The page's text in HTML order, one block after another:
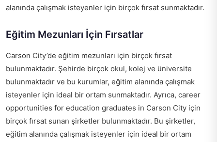
alanında çalışmak isteyenler için birçok fırsat sunmaktadır.
Eğitim Mezunları İçin Fırsatlar
Carson City’de eğitim mezunları için birçok fırsat
bulunmaktadır. Şehirde birçok okul, kolej ve üniversite
bulunmaktadır ve bu kurumlar, eğitim alanında çalışmak
isteyenler için ideal bir ortam sunmaktadır. Ayrıca, career
opportunities for education graduates in Carson City için
birçok fırsat sunan şirketler bulunmaktadır. Bu şirketler,
eğitim alanında çalışmak isteyenler için ideal bir ortam